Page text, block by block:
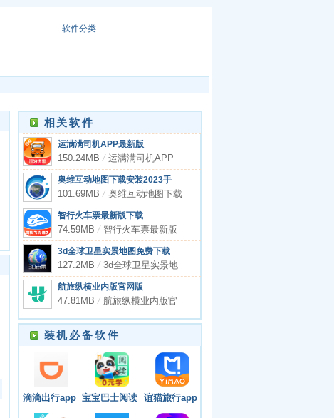
软件分类
相关软件
运满满司机APP最新版
150.24MB /运满满司机APP
最新版
奥维互动地图下载安装2023手
机版
101.69MB /奥维互动地图下载
安装2023手机版
智行火车票最新版下载
74.59MB /智行火车票最新版
下载
3d全球卫星实景地图免费下载
127.2MB /3d全球卫星实景地
图免费下载
航旅纵横业内版官网版
47.81MB /航旅纵横业内版官
装机必备软件
滴滴出行app
最新官方版下
宝宝巴士阅读
app下载免费
谊猫旅行app
官方最新免费